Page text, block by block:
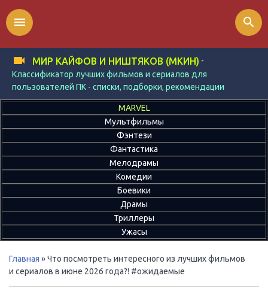
МИР КАЙФОВ И НИШТЯКОВ (МКИН) -
Классификатор лучших фильмов и сериалов для
пользователей ПК - списки, подборки, рекомендации
menu search
MARVEL
Мультфильмы
Фэнтези
Фантастика
Мелодрамы
Комедии
Боевики
Драмы
Триллеры
Ужасы
Главная » Что посмотреть интересного из лучших фильмов
и сериалов в июне 2026 года?! #ожидаемые